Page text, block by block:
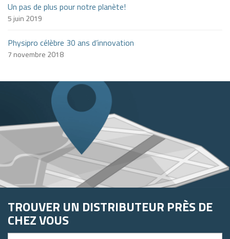
Un pas de plus pour notre planète!
5 juin 2019
Physipro célèbre 30 ans d’innovation
7 novembre 2018
TROUVER UN DISTRIBUTEUR PRÈS DE
CHEZ VOUS